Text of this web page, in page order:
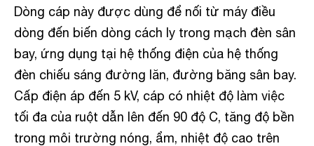
Dòng cáp này được dùng để nối từ máy điều
dòng đến biến dòng cách ly trong mạch đèn sân
bay, ứng dụng tại hệ thống điện của hệ thống
đèn chiếu sáng đường lăn, đường băng sân bay.
Cấp điện áp đến 5 kV, cáp có nhiệt độ làm việc
tối đa của ruột dẫn lên đến 90 độ C, tăng độ bền
trong môi trường nóng, ẩm, nhiệt độ cao trên